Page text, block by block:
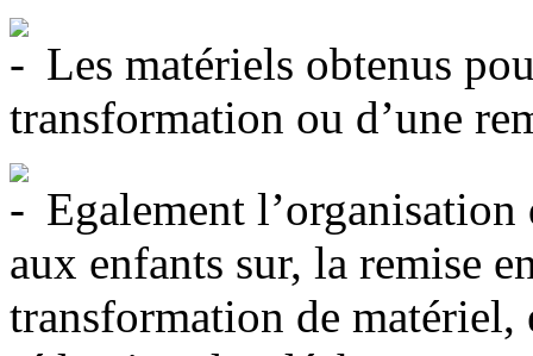
Les matériels obtenus
transformation ou d’une
Egalement l’organisation
aux enfants sur, la remise
transformation de